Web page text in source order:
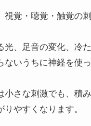
視覚・聴覚・触覚の
光、足音の変化、冷
ないうちに神経を使
小さな刺激でも、積
りやすくなります。